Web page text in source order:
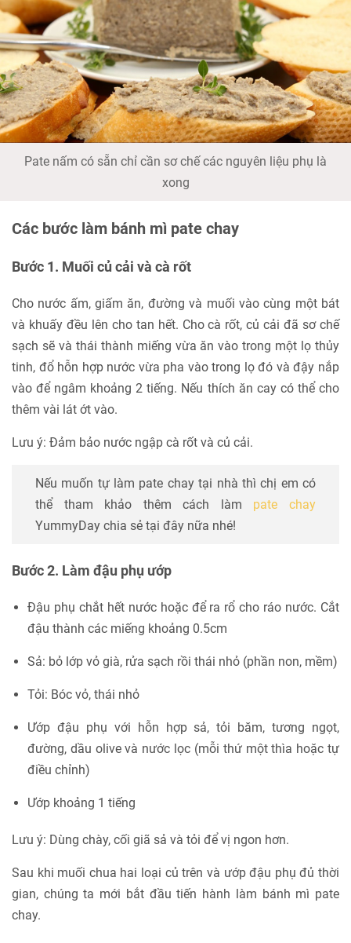
Pate nấm có sẵn chỉ cần sơ chế các nguyên liệu phụ là
xong
Các bước làm bánh mì pate chay
Bước 1. Muối củ cải và cà rốt
Cho nước ấm, giấm ăn, đường và muối vào cùng một bát
và khuấy đều lên cho tan hết. Cho cà rốt, củ cải đã sơ chế
sạch sẽ và thái thành miếng vừa ăn vào trong một lọ thủy
tinh, đổ hỗn hợp nước vừa pha vào trong lọ đó và đậy nắp
vào để ngâm khoảng 2 tiếng. Nếu thích ăn cay có thể cho
thêm vài lát ớt vào.
Lưu ý: Đảm bảo nước ngập cà rốt và củ cải.
Nếu muốn tự làm pate chay tại nhà thì chị em có
thể tham khảo thêm cách làm pate chay
YummyDay chia sẻ tại đây nữa nhé!
Bước 2. Làm đậu phụ ướp
Đậu phụ chắt hết nước hoặc để ra rổ cho ráo nước. Cắt
đậu thành các miếng khoảng 0.5cm
Sả: bỏ lớp vỏ già, rửa sạch rồi thái nhỏ (phần non, mềm)
Tỏi: Bóc vỏ, thái nhỏ
Ướp đậu phụ với hỗn hợp sả, tỏi băm, tương ngọt,
đường, dầu olive và nước lọc (mỗi thứ một thìa hoặc tự
điều chỉnh)
Ướp khoảng 1 tiếng
Lưu ý: Dùng chày, cối giã sả và tỏi để vị ngon hơn.
Sau khi muối chua hai loại củ trên và ướp đậu phụ đủ thời
gian, chúng ta mới bắt đầu tiến hành làm bánh mì pate
chay.